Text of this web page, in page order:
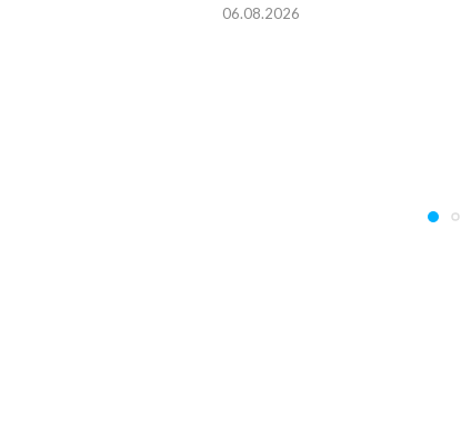
06.08.2026